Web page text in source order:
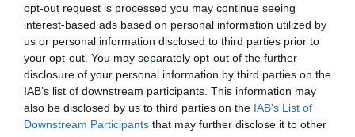
opt-out request is processed you may continue seeing
interest-based ads based on personal information utilized by
us or personal information disclosed to third parties prior to
your opt-out. You may separately opt-out of the further
disclosure of your personal information by third parties on the
IAB’s list of downstream participants. This information may
also be disclosed by us to third parties on the IAB’s List of
Downstream Participants that may further disclose it to other
Muitos parabéns ao nosso Sócio, aos proprietários e ao criador do
Newton dit Issac da Bravura e do Reeves dor Keanu da Bravura!”